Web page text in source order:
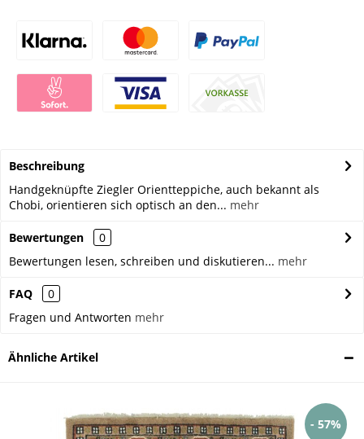
Beschreibung
Handgeknüpfte Ziegler Orientteppiche, auch bekannt als
Chobi, orientieren sich optisch an den... mehr
Bewertungen
0
Bewertungen lesen, schreiben und diskutieren... mehr
FAQ
0
Fragen und Antworten mehr
Ähnliche Artikel
- 57%